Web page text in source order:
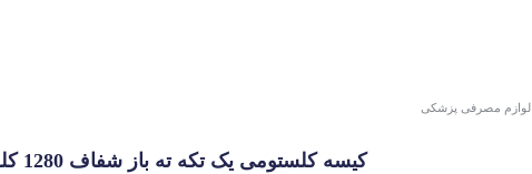
لوازم مصرفی پزشکی
کیسه کلستومی یک تکه ته باز شفاف 1280 کلوپلاست